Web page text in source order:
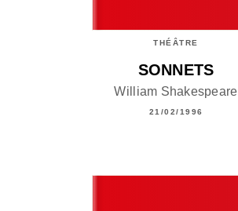
THÉÂTRE
SONNETS
William Shakespeare
21/02/1996